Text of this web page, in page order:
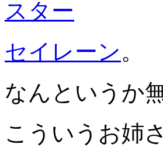
セイレーン。
なんというか
こういうお姉